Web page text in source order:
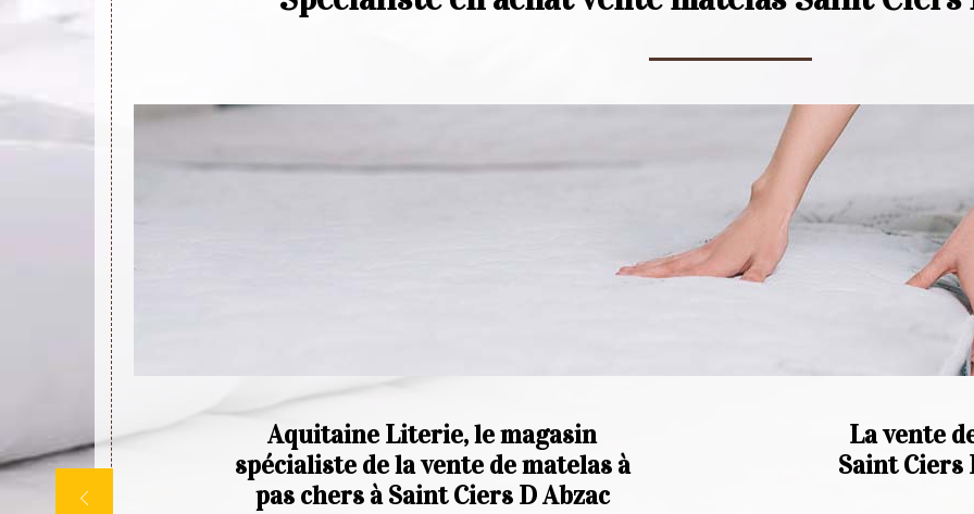
Aquitaine Literie, le magasin
spécialiste de la vente de matelas à
pas chers à Saint Ciers D Abzac
La vente
Saint Ciers